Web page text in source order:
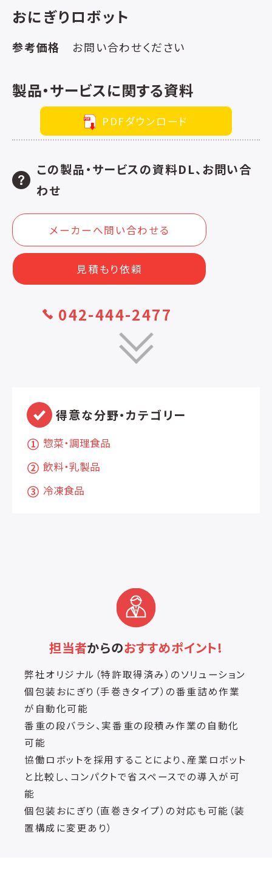
おにぎりロボット
参考価格 お問い合わせください
製品・サービスに関する資料
PDFダウンロード
この製品・サービスの資料DL、お問い合
わせ
メーカーへ問い合わせる
見積もり依頼
042-444-2477
得意な分野・カテゴリー
惣菜・調理食品
飲料・乳製品
冷凍食品
担当者からのおすすめポイント!
弊社オリジナル（特許取得済み）のソリューション
個包装おにぎり（手巻きタイプ）の番重詰め作業
が自動化可能
番重の段バラシ、実番重の段積み作業の自動化
可能
協働ロボットを採用することにより、産業ロボット
と比較し、コンパクトで省スペースでの導入が可
能
個包装おにぎり（直巻きタイプ）の対応も可能（装
置構成に変更あり）